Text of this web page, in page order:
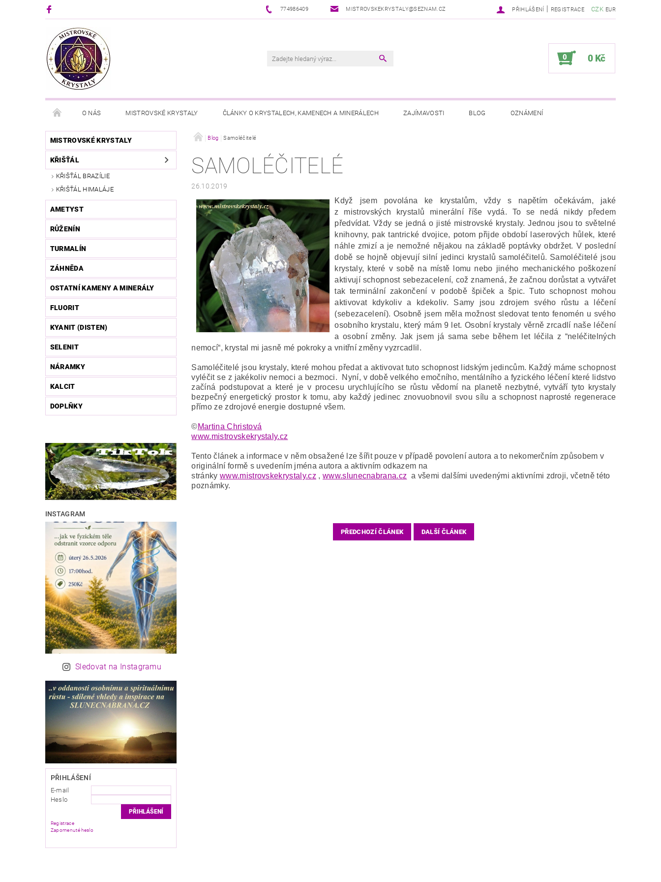
774986409 MISTROVSKEKRYSTALY@SEZNAM.CZ CZK EUR
PŘIHLÁŠENÍ | REGISTRACE
0 0 Kč
O NÁS MISTROVSKÉ KRYSTALY ČLÁNKY O KRYSTALECH, KAMENECH A MINERÁLECH ZAJÍMAVOSTI BLOG OZNÁMENÍ
MISTROVSKÉ KRYSTALY
KŘIŠŤÁL
KŘIŠŤÁL BRAZÍLIE
KŘIŠŤÁL HIMALÁJE
AMETYST
RŮŽENÍN
TURMALÍN
ZÁHNĚDA
OSTATNÍ KAMENY A MINERÁLY
FLUORIT
KYANIT (DISTEN)
SELENIT
NÁRAMKY
KALCIT
DOPLŇKY
INSTAGRAM
Sledovat na Instagramu
PŘIHLÁŠENÍ
E-mail
Heslo
Registrace
Zapomenuté heslo
Blog Samoléčitelé
SAMOLÉČITELÉ
26.10.2019
Když jsem povolána ke krystalům, vždy s napětím očekávám, jaké
z mistrovských krystalů minerální říše vydá. To se nedá nikdy předem
předvídat. Vždy se jedná o jisté mistrovské krystaly. Jednou jsou to světelné
knihovny, pak tantrické dvojice, potom přijde období laserových hůlek, které
náhle zmizí a je nemožné nějakou na základě poptávky obdržet. V poslední
době se hojně objevují silní jedinci krystalů samoléčitelů. Samoléčitelé jsou
krystaly, které v sobě na místě lomu nebo jiného mechanického poškození
aktivují schopnost sebezacelení, což znamená, že začnou dorůstat a vytvářet
tak terminální zakončení v podobě špiček a špic. Tuto schopnost mohou
aktivovat kdykoliv a kdekoliv. Samy jsou zdrojem svého růstu a léčení
(sebezacelení). Osobně jsem měla možnost sledovat tento fenomén u svého
osobního krystalu, který mám 9 let. Osobní krystaly věrně zrcadlí naše léčení
a osobní změny. Jak jsem já sama sebe během let léčila z “neléčitelných
nemocí“, krystal mi jasně mé pokroky a vnitřní změny vyzrcadlil.
Samoléčitelé jsou krystaly, které mohou předat a aktivovat tuto schopnost lidským jedincům. Každý máme schopnost
vyléčit se z jakékoliv nemoci a bezmoci. Nyní, v době velkého emočního, mentálního a fyzického léčení které lidstvo
začíná podstupovat a které je v procesu urychlujícího se růstu vědomí na planetě nezbytné, vytváří tyto krystaly
bezpečný energetický prostor k tomu, aby každý jedinec znovuobnovil svou sílu a schopnost naprosté regenerace
přímo ze zdrojové energie dostupné všem.
©Martina Christová
www.mistrovskekrystaly.cz
Tento článek a informace v něm obsažené lze šířit pouze v případě povolení autora a to nekomerčním způsobem v
originální formě s uvedením jména autora a aktivním odkazem na
stránky www.mistrovskekrystaly.cz , www.slunecnabrana.cz a všemi dalšími uvedenými aktivními zdroji, včetně této
poznámky.
PŘEDCHOZÍ ČLÁNEK DALŠÍ ČLÁNEK